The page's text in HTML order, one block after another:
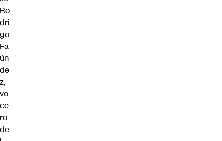
Ro
dri
go
Fa
ún
de
z,
vo
ce
ro
de